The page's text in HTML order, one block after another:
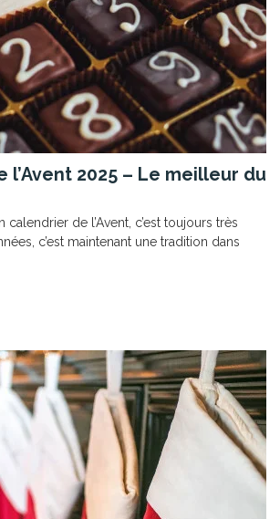
l’Avent 2025 – Le meilleur du
calendrier de l’Avent, c’est toujours très
c’est maintenant une tradition dans